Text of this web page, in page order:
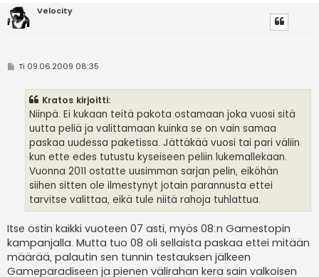
Velocity
VTi 09.06.2009 08:35
Kratos kirjoitti:
Niinpä. Ei kukaan teitä pakota ostamaan joka vuosi sitä
uutta peliä ja valittamaan kuinka se on vain samaa
paskaa uudessa paketissa. Jättäkää vuosi tai pari väliin
kun ette edes tutustu kyseiseen peliin lukemallekaan.
Vuonna 2011 ostatte uusimman sarjan pelin, eiköhän
siihen sitten ole ilmestynyt jotain parannusta ettei
tarvitse valittaa, eikä tule niitä rahoja tuhlattua.
Itse ostin kaikki vuoteen 07 asti, myös 08:n Gamestopin
kampanjalla. Mutta tuo 08 oli sellaista paskaa ettei mitään
määrää, palautin sen tunnin testauksen jälkeen
Gameparadiseen ja pienen välirahan kera sain valkoisen